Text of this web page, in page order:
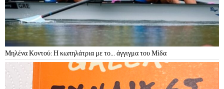
Μηλένα Κοντού: Η κωπηλάτρια με το… άγγιγμα του Μίδα